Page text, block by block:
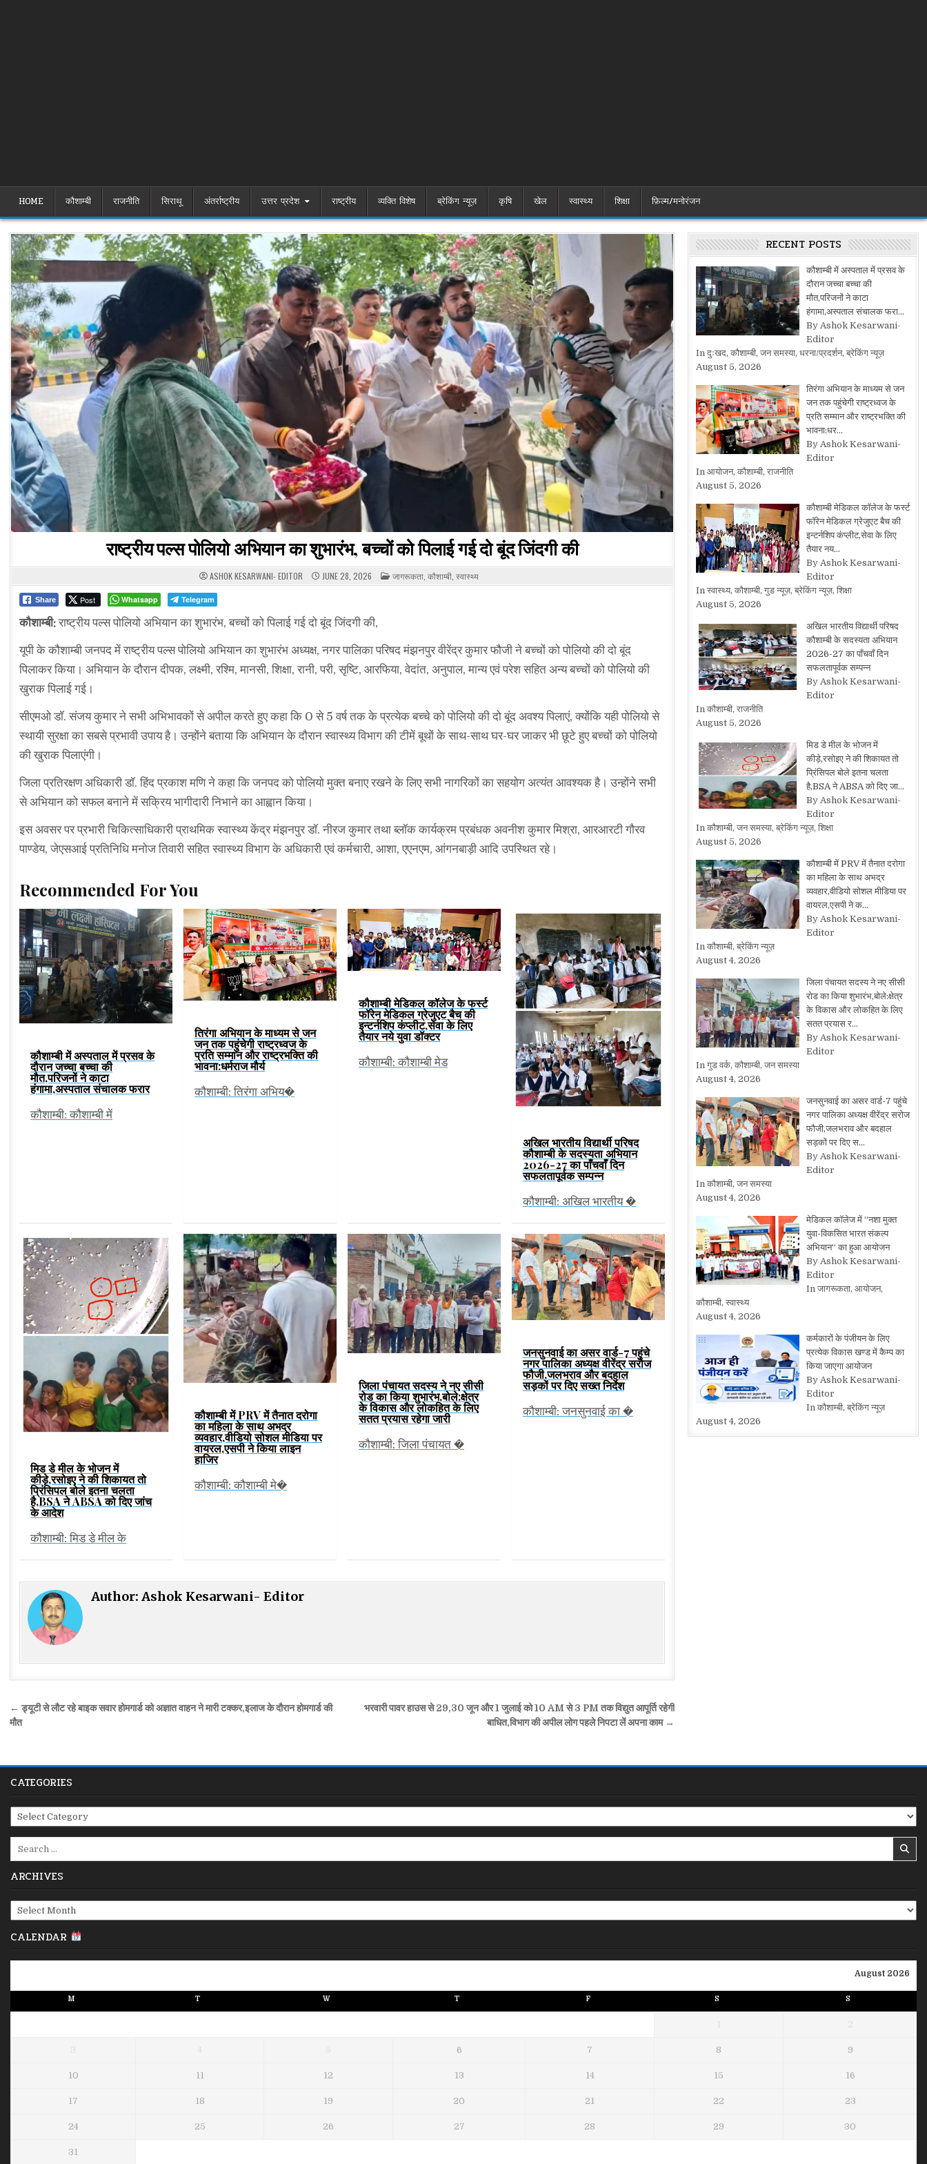
HOME कौशाम्बी राजनीति सिराथू अंतर्राष्ट्रीय उत्तर प्रदेश राष्ट्रीय व्यक्ति विशेष ब्रेकिंग न्यूज़ कृषि खेल स्वास्थ्य शिक्षा फ़िल्म/मनोरंजन
राष्ट्रीय पल्स पोलियो अभियान का शुभारंभ, बच्चों को पिलाई गई दो बूंद जिंदगी की
ASHOK KESARWANI- EDITOR JUNE 28, 2026 POSTED
IN
जागरूकता, कौशाम्बी, स्वास्थ्य
Share Post Whatsapp Telegram
कौशाम्बी:राष्ट्रीय पल्स पोलियो अभियान का शुभारंभ, बच्चों को पिलाई गई दो बूंद जिंदगी की,
यूपी के कौशाम्बी जनपद में राष्ट्रीय पल्स पोलियो अभियान का शुभारंभ अध्यक्ष, नगर पालिका परिषद मंझनपुर वीरेंद्र कुमार फौजी ने बच्चों को पोलियो की दो बूंद
पिलाकर किया। अभियान के दौरान दीपक, लक्ष्मी, रश्मि, मानसी, शिक्षा, रानी, परी, सृष्टि, आरफिया, वेदांत, अनुपाल, मान्य एवं परेश सहित अन्य बच्चों को पोलियो की
खुराक पिलाई गई।
सीएमओ डॉ. संजय कुमार ने सभी अभिभावकों से अपील करते हुए कहा कि 0 से 5 वर्ष तक के प्रत्येक बच्चे को पोलियो की दो बूंद अवश्य पिलाएं, क्योंकि यही पोलियो से
स्थायी सुरक्षा का सबसे प्रभावी उपाय है। उन्होंने बताया कि अभियान के दौरान स्वास्थ्य विभाग की टीमें बूथों के साथ-साथ घर-घर जाकर भी छूटे हुए बच्चों को पोलियो
की खुराक पिलाएंगी।
जिला प्रतिरक्षण अधिकारी डॉ. हिंद प्रकाश मणि ने कहा कि जनपद को पोलियो मुक्त बनाए रखने के लिए सभी नागरिकों का सहयोग अत्यंत आवश्यक है। उन्होंने सभी
से अभियान को सफल बनाने में सक्रिय भागीदारी निभाने का आह्वान किया।
इस अवसर पर प्रभारी चिकित्साधिकारी प्राथमिक स्वास्थ्य केंद्र मंझनपुर डॉ. नीरज कुमार तथा ब्लॉक कार्यक्रम प्रबंधक अवनीश कुमार मिश्रा, आरआरटी गौरव
पाण्डेय, जेएसआई प्रतिनिधि मनोज तिवारी सहित स्वास्थ्य विभाग के अधिकारी एवं कर्मचारी, आशा, एएनएम, आंगनबाड़ी आदि उपस्थित रहे।
Recommended For You
कौशाम्बी में अस्पताल में प्रसव के
दौरान जच्चा बच्चा की
मौत,परिजनों ने काटा
हंगामा,अस्पताल संचालक फरार
कौशाम्बी: कौशाम्बी में
तिरंगा अभियान के माध्यम से जन
जन तक पहुंचेगी राष्ट्रध्वज के
प्रति सम्मान और राष्ट्रभक्ति की
भावना:धर्मराज मौर्य
कौशाम्बी: तिरंगा अभिय�
कौशाम्बी मेडिकल कॉलेज के फर्स्ट
फॉरेन मेडिकल ग्रेजुएट बैच की
इन्टर्नशिप कंप्लीट,सेवा के लिए
तैयार नये युवा डॉक्टर
कौशाम्बी: कौशाम्बी मेड
अखिल भारतीय विद्यार्थी परिषद
कौशाम्बी के सदस्यता अभियान
2026-27 का पाँचवाँ दिन
सफलतापूर्वक सम्पन्न
कौशाम्बी: अखिल भारतीय �
मिड डे मील के भोजन में
कीड़े,रसोइए ने की शिकायत तो
प्रिंसिपल बोले इतना चलता
है,BSA ने ABSA को दिए जांच
के आदेश
कौशाम्बी: मिड डे मील के
कौशाम्बी में PRV में तैनात दरोगा
का महिला के साथ अभद्र
व्यवहार,वीडियो सोशल मीडिया पर
वायरल,एसपी ने किया लाइन
हाजिर
कौशाम्बी: कौशाम्बी मे�
जिला पंचायत सदस्य ने नए सीसी
रोड का किया शुभारंभ,बोले:क्षेत्र
के विकास और लोकहित के लिए
सतत प्रयास रहेगा जारी
कौशाम्बी: जिला पंचायत �
जनसुनवाई का असर वार्ड-7 पहुंचे
नगर पालिका अध्यक्ष वीरेंद्र सरोज
फौजी,जलभराव और बदहाल
सड़कों पर दिए सख्त निर्देश
कौशाम्बी: जनसुनवाई का �
Author:Ashok Kesarwani- Editor
Post
navigation
भरवारी पावर हाउस से 29,30 जून और 1 जुलाई को 10 AM से 3 PM तक विद्युत आपूर्ति रहेगी
बाधित,विभाग की अपील लोग पहले निपटा लें अपना काम →
← ड्यूटी से लौट रहे बाइक सवार होमगार्ड को अज्ञात वाहन ने मारी टक्कर,इलाज के दौरान होमगार्ड की
मौत
RECENT POSTS
कौशाम्बी में अस्पताल में प्रसव के
दौरान जच्चा बच्चा की
मौत,परिजनों ने काटा
हंगामा,अस्पताल संचालक फरा…
By Ashok Kesarwani-
Editor
In दुःखद, कौशाम्बी, जन समस्या, धरना/प्रदर्शन, ब्रेकिंग न्यूज़
August 5, 2026
तिरंगा अभियान के माध्यम से जन
जन तक पहुंचेगी राष्ट्रध्वज के
प्रति सम्मान और राष्ट्रभक्ति की
भावना:धर…
By Ashok Kesarwani-
Editor
In आयोजन, कौशाम्बी, राजनीति
August 5, 2026
कौशाम्बी मेडिकल कॉलेज के फर्स्ट
फॉरेन मेडिकल ग्रेजुएट बैच की
इन्टर्नशिप कंप्लीट,सेवा के लिए
तैयार नय…
By Ashok Kesarwani-
Editor
In स्वास्थ्य, कौशाम्बी, गुड न्यूज़, ब्रेकिंग न्यूज़, शिक्षा
August 5, 2026
अखिल भारतीय विद्यार्थी परिषद
कौशाम्बी के सदस्यता अभियान
2026-27 का पाँचवाँ दिन
सफलतापूर्वक सम्पन्न
By Ashok Kesarwani-
Editor
In कौशाम्बी, राजनीति
August 5, 2026
मिड डे मील के भोजन में
कीड़े,रसोइए ने की शिकायत तो
प्रिंसिपल बोले इतना चलता
है,BSA ने ABSA को दिए जा…
By Ashok Kesarwani-
Editor
In कौशाम्बी, जन समस्या, ब्रेकिंग न्यूज़, शिक्षा
August 5, 2026
कौशाम्बी में PRV में तैनात दरोगा
का महिला के साथ अभद्र
व्यवहार,वीडियो सोशल मीडिया पर
वायरल,एसपी ने क…
By Ashok Kesarwani-
Editor
In कौशाम्बी, ब्रेकिंग न्यूज़
August 4, 2026
जिला पंचायत सदस्य ने नए सीसी
रोड का किया शुभारंभ,बोले:क्षेत्र
के विकास और लोकहित के लिए
सतत प्रयास र…
By Ashok Kesarwani-
Editor
In गुड वर्क, कौशाम्बी, जन समस्या
August 4, 2026
जनसुनवाई का असर वार्ड-7 पहुंचे
नगर पालिका अध्यक्ष वीरेंद्र सरोज
फौजी,जलभराव और बदहाल
सड़कों पर दिए स…
By Ashok Kesarwani-
Editor
In कौशाम्बी, जन समस्या
August 4, 2026
मेडिकल कॉलेज में “नशा मुक्त
युवा-विकसित भारत संकल्प
अभियान“ का हुआ आयोजन
By Ashok Kesarwani-
Editor
In जागरूकता, आयोजन,
कौशाम्बी, स्वास्थ्य
August 4, 2026
कर्मकारों के पंजीयन के लिए
प्रत्येक विकास खण्ड में कैम्प का
किया जाएगा आयोजन
By Ashok Kesarwani-
Editor
In कौशाम्बी, ब्रेकिंग न्यूज़
August 4, 2026
CATEGORIES
Categories
ARCHIVES
Archives
CALENDAR
August 2026
M T W T F S S
1 2
3 4 5 6 7 8 9
10 11 12 13 14 15 16
17 18 19 20 21 22 23
24 25 26 27 28 29 30
31